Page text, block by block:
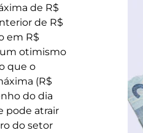
de R$
de R$
em R$
otimismo
que o
(R$
do dia
pode atrair
do setor